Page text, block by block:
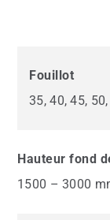
Fouillot
35, 40, 45,
Hauteur fond
1500 – 3000